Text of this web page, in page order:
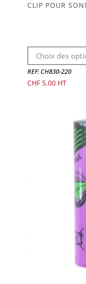
CLIP POUR
Choix des
REF: CH830-220
CHF5.00